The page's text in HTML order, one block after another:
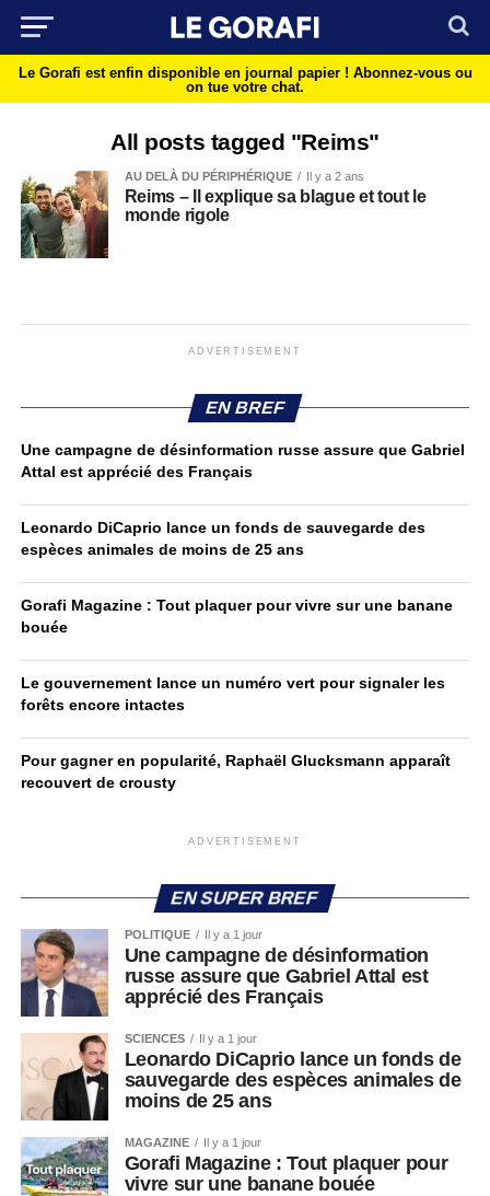
Le Gorafi est enfin disponible en journal papier ! Abonnez-vous ou
on tue votre chat.
All posts tagged "Reims"
AU DELÀ DU PÉRIPHÉRIQUE Il y a 2 ans
Reims – Il explique sa blague et tout le
monde rigole
ADVERTISEMENT
EN BREF
Une campagne de désinformation russe assure que Gabriel
Attal est apprécié des Français
Leonardo DiCaprio lance un fonds de sauvegarde des
espèces animales de moins de 25 ans
Gorafi Magazine : Tout plaquer pour vivre sur une banane
bouée
Le gouvernement lance un numéro vert pour signaler les
forêts encore intactes
Pour gagner en popularité, Raphaël Glucksmann apparaît
recouvert de crousty
ADVERTISEMENT
EN SUPER BREF
POLITIQUE Il y a 1 jour
Une campagne de désinformation
russe assure que Gabriel Attal est
apprécié des Français
SCIENCES Il y a 1 jour
Leonardo DiCaprio lance un fonds de
sauvegarde des espèces animales de
moins de 25 ans
MAGAZINE Il y a 1 jour
Gorafi Magazine : Tout plaquer pour
vivre sur une banane bouée